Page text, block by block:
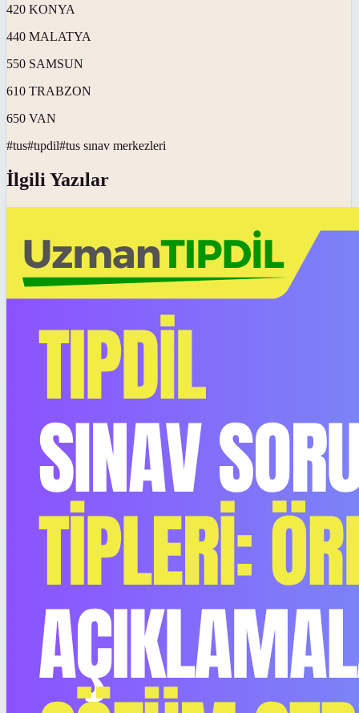
420 KONYA
440 MALATYA
550 SAMSUN
610 TRABZON
650 VAN
#tus#tıpdil#tus sınav merkezleri
İlgili Yazılar